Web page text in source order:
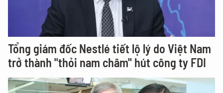
Tổng giám đốc Nestlé tiết lộ lý do Việt Nam
trở thành "thỏi nam châm" hút công ty FDI